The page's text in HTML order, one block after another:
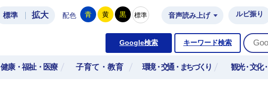
土浦市公式ホームページ
標準 拡大 配色 青 黄 黒 標準 音声読み上げ ルビ振り
Google検索 キーワード検索
健康・福祉・医療 子育て・教育 環境・交通・まちづくり 観光・文化